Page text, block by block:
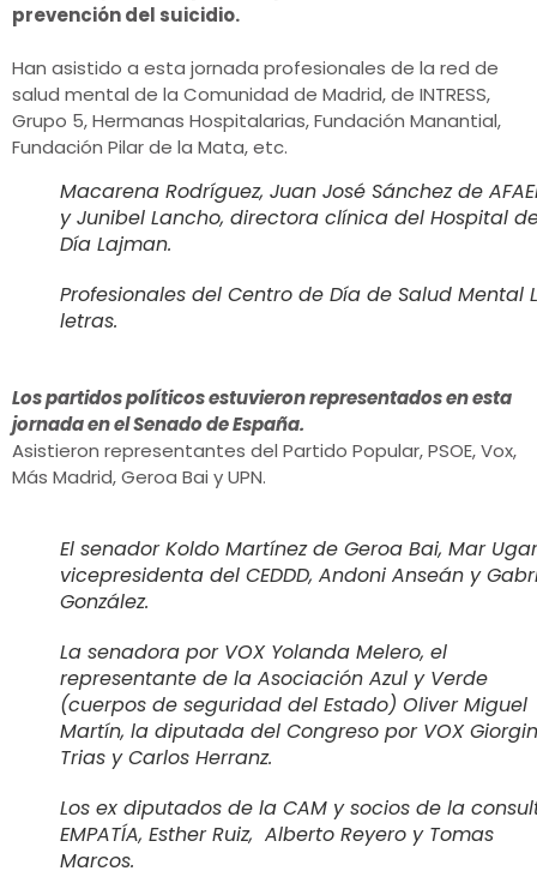
prevención del suicidio.
Han asistido a esta jornada profesionales de la red de
salud mental de la Comunidad de Madrid, de INTRESS,
Grupo 5, Hermanas Hospitalarias, Fundación Manantial,
Fundación Pilar de la Mata, etc.
Macarena Rodríguez, Juan José Sánchez de
y Junibel Lancho, directora clínica del Hospital
Día Lajman.
Profesionales del Centro de Día de Salud Mental
letras.
Los partidos políticos estuvieron representados en esta
jornada en el Senado de España.
Asistieron representantes del Partido Popular, PSOE, Vox,
Más Madrid, Geroa Bai y UPN.
El senador Koldo Martínez de Geroa Bai, Mar
vicepresidenta del CEDDD, Andoni Anseán y
González.
La senadora por VOX Yolanda Melero, el
representante de la Asociación Azul y Verde
(cuerpos de seguridad del Estado) Oliver Miguel
Martín, la diputada del Congreso por VOX
Trias y Carlos Herranz.
Los ex diputados de la CAM y socios de la
EMPATÍA, Esther Ruiz, Alberto Reyero y Tomas
Marcos.